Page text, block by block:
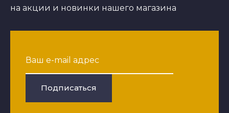
на акции и новинки нашего магазина
Подписаться